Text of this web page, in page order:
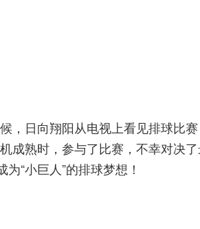
日向翔阳从电视上看见排球比
成熟时，参与了比赛，不幸对决
“小巨人”的排球梦想！